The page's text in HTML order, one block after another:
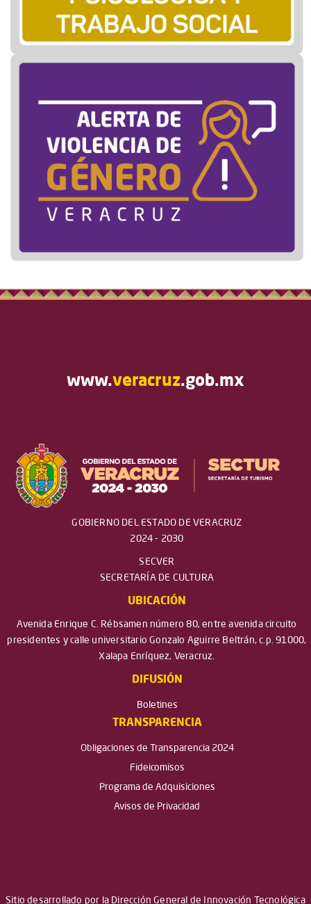
www.veracruz.gob.mx
GOBIERNO DEL ESTADO DE VERACRUZ
2024 - 2030
SECVER
SECRETARÍA DE CULTURA
UBICACIÓN
Avenida Enrique C. Rébsamen número 80, entre avenida circuito
presidentes y calle universitario Gonzalo Aguirre Beltrán, c.p. 91000,
Xalapa Enríquez, Veracruz.
DIFUSIÓN
Boletines
TRANSPARENCIA
Obligaciones de Transparencia 2024
Fideicomisos
Programa de Adquisiciones
Avisos de Privacidad
Sitio desarrollado por la Dirección General de Innovación Tecnológica